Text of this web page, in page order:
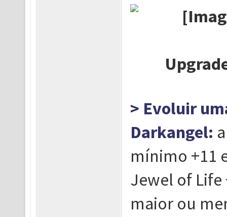
> Evoluir
Darkangel:
mínimo +11
Jewel of Life
maior ou